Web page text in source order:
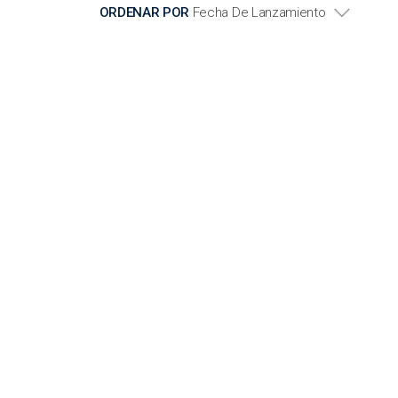
ORDENAR POR Fecha De Lanzamiento